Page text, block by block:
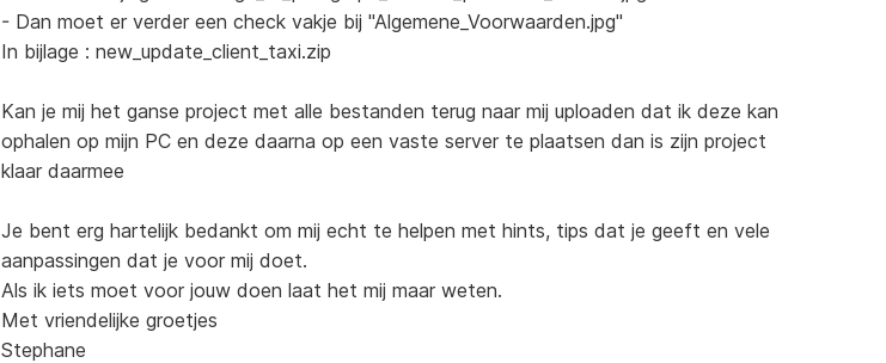
- Dan moet er verder een check vakje bij "Algemene_Voorwaarden.jpg"
In bijlage : new_update_client_taxi.zip
Kan je mij het ganse project met alle bestanden terug naar mij uploaden dat ik deze kan
ophalen op mijn PC en deze daarna op een vaste server te plaatsen dan is zijn project
klaar daarmee
Je bent erg hartelijk bedankt om mij echt te helpen met hints, tips dat je geeft en vele
aanpassingen dat je voor mij doet.
Als ik iets moet voor jouw doen laat het mij maar weten.
Met vriendelijke groetjes
Stephane